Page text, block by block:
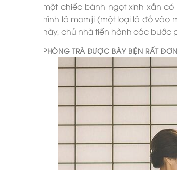
một chiếc bánh ngọt xinh xắn
hình lá momiji (một loại lá đỏ vào
này, chủ nhà tiến hành các bước
PHÒNG TRÀ ĐƯỢC BÀY BIỆN RẤT